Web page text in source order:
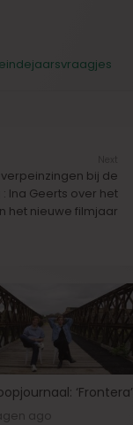
bij de
Ina Geerts over het
het nieuwe filmjaar
‘Frontera’
ago